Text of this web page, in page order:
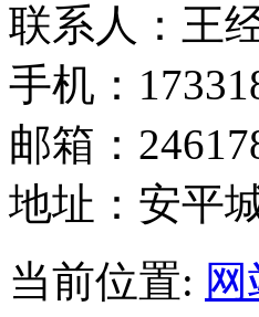
联系人：王
手机：
邮箱：
地址：安平
当前位置: